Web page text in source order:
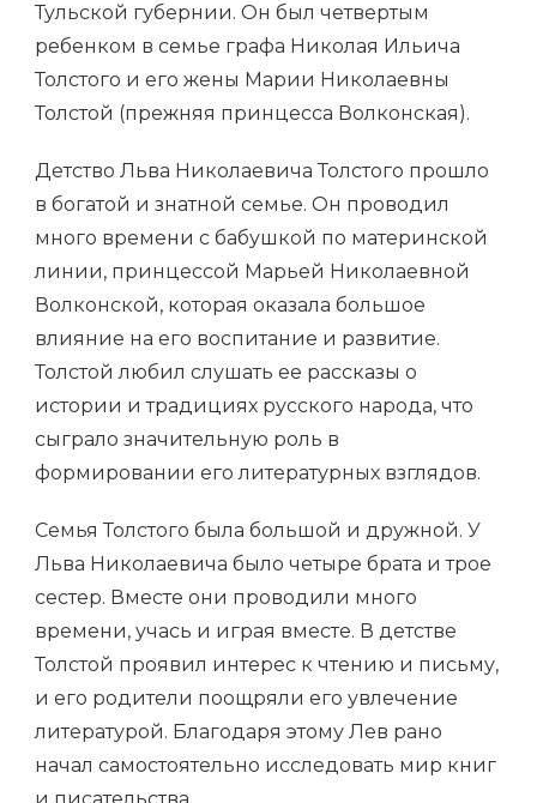
Тульской губернии. Он был четвертым
ребенком в семье графа Николая Ильича
Толстого и его жены Марии Николаевны
Толстой (прежняя принцесса Волконская).
Детство Льва Николаевича Толстого прошло
в богатой и знатной семье. Он проводил
много времени с бабушкой по материнской
линии, принцессой Марьей Николаевной
Волконской, которая оказала большое
влияние на его воспитание и развитие.
Толстой любил слушать ее рассказы о
истории и традициях русского народа, что
сыграло значительную роль в
формировании его литературных взглядов.
Семья Толстого была большой и дружной. У
Льва Николаевича было четыре брата и трое
сестер. Вместе они проводили много
времени, учась и играя вместе. В детстве
Толстой проявил интерес к чтению и письму,
и его родители поощряли его увлечение
литературой. Благодаря этому Лев рано
начал самостоятельно исследовать мир книг